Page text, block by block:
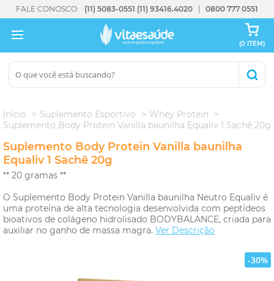
FALE CONOSCO: (11) 5083-0551 (11) 93416.4020 0800 777 0551
(0 ITEM)
Início Suplemento Esportivo
Whey Protein
Suplemento Body Protein Vanilla baunilha Equaliv 1 Sachê 20g
Suplemento Body Protein Vanilla baunilha
Equaliv 1 Sachê 20g
** 20 gramas **
O Suplemento Body Protein Vanilla baunilha Neutro Equaliv é
uma proteína de alta tecnologia desenvolvida com peptídeos
bioativos de colágeno hidrolisado BODYBALANCE, criada para
auxiliar no ganho de massa magra. Ver Descrição
-30%